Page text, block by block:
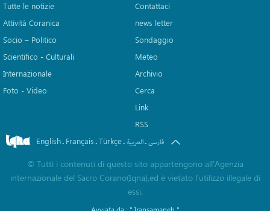
Tutte le notizie
Attività Coranica
Socio – Politico
Scientifico - Culturali
Internazionale
Foto - Video
Contattaci
news letter
Sondaggio
Meteo
Archivio
Cerca
Link
RSS
English. Français.Türkçe. العربیة.فارسی
© Tutti i contenuti di questo sito appartengono all'Agenzia
internazionale del Sacro Corano(Iqna),ed è vietato l'utilizzo illegale di
essi.